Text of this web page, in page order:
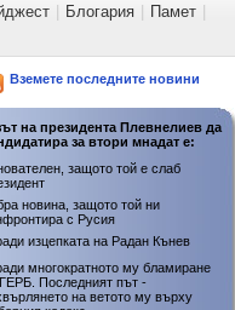
Блогария Памет
Вземете последните новини
на президента Плевнелиев да
за втори мнадат е:
защото той е слаб
новина, защото той ни
с Русия
изцепката на Радан Кънев
многократното му бламиране
Последният път -
на ветото му върху